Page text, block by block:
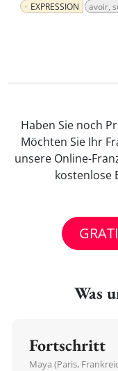
EXPRESSION avoir,
Haben Sie noch
Möchten Sie Ihr
unsere Online-
kostenlose
Was
Fortschritt
Maya (Paris,